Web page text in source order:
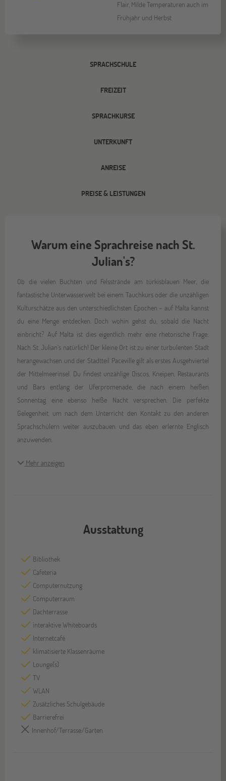
Flair, Milde Temperaturen auch im
Frühjahr und Herbst
SPRACHSCHULE
FREIZEIT
SPRACHKURSE
UNTERKUNFT
ANREISE
PREISE & LEISTUNGEN
Warum eine Sprachreise nach St.
Julian's?
Ob die vielen Buchten und Felsstrände am türkisblauen Meer, die
fantastische Unterwasserwelt bei einem Tauchkurs oder die unzähligen
Kulturschätze aus den unterschiedlichsten Epochen – auf Malta kannst
du eine Menge entdecken. Doch wohin gehst du, sobald die Nacht
einbricht? Auf Malta ist dies eigentlich mehr eine rhetorische Frage:
Nach St. Julian’s natürlich! Der kleine Ort ist zu einer turbulenten Stadt
herangewachsen und der Stadtteil Paceville gilt als erstes Ausgehviertel
der Mittelmeerinsel. Du findest unzählige Discos, Kneipen, Restaurants
und Bars entlang der Uferpromenade, die nach einem heißen
Sonnentag eine ebenso heiße Nacht versprechen. Die perfekte
Gelegenheit, um nach dem Unterricht den Kontakt zu den anderen
Sprachschülern weiter auszubauen und das eben erlernte Englisch
anzuwenden.
Mehr anzeigen
Ausstattung
Bibliothek
Cafeteria
Computernutzung
Computerraum
Dachterrasse
interaktive Whiteboards
Internetcafé
klimatisierte Klassenräume
Lounge(s)
TV
WLAN
Zusätzliches Schulgebäude
Barrierefrei
Innenhof/Terrasse/Garten